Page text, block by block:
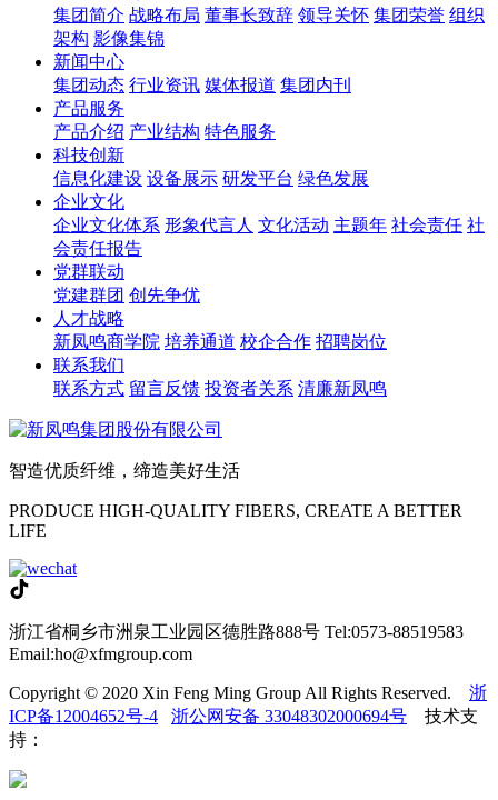
集团简介 战略布局 董事长致辞 领导关怀 集团荣誉 组织
架构 影像集锦
新闻中心
集团动态 行业资讯 媒体报道 集团内刊
产品服务
产品介绍 产业结构 特色服务
科技创新
信息化建设 设备展示 研发平台 绿色发展
企业文化
企业文化体系 形象代言人 文化活动 主题年 社会责任 社
会责任报告
党群联动
党建群团 创先争优
人才战略
新凤鸣商学院 培养通道 校企合作 招聘岗位
联系我们
联系方式 留言反馈 投资者关系 清廉新凤鸣
智造优质纤维，缔造美好生活
PRODUCE HIGH-QUALITY FIBERS, CREATE A BETTER
LIFE
浙江省桐乡市洲泉工业园区德胜路888号 Tel:0573-88519583
Email:ho@xfmgroup.com
Copyright © 2020 Xin Feng Ming Group All Rights Reserved. 浙
ICP备12004652号-4
浙公网安备 33048302000694号 技术支
持：